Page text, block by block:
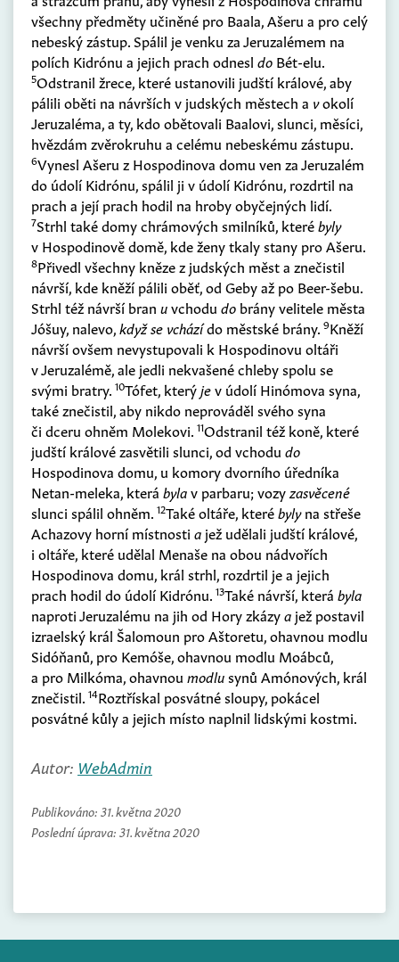
všechny předměty učiněné pro Baala, Ašeru a pro celý
nebeský zástup. Spálil je venku za Jeruzalémem na
polích Kidrónu a jejich prach odnesl do Bét-elu.
5Odstranil žrece, které ustanovili judští králové, aby
pálili oběti na návrších v judských městech a vokolí
Jeruzaléma, a ty, kdo obětovali Baalovi, slunci, měsíci,
hvězdám zvěrokruhu a celému nebeskému zástupu.
6Vynesl Ašeru z Hospodinova domu ven za Jeruzalém
do údolí Kidrónu, spálil ji v údolí Kidrónu, rozdrtil na
prach a její prach hodil na hroby obyčejných lidí.
7Strhl také domy chrámových smilníků, kterébyly
v Hospodinově domě, kde ženy tkaly stany pro Ašeru.
8Přivedl všechny kněze z judských měst a znečistil
návrší, kde kněží pálili oběť, od Geby až po Beer-šebu.
Strhl též návrší bran uvchodu do brány velitele města
Jóšuy, nalevo,když se vcházído městské brány. 9Kněží
návrší ovšem nevystupovali k Hospodinovu oltáři
v Jeruzalémě, ale jedli nekvašené chleby spolu se
svými bratry. 10Tófet, kterýjev údolí Hinómova syna,
také znečistil, aby nikdo neprováděl svého syna
či dceru ohněm Molekovi. 11Odstranil též koně, které
judští králové zasvětili slunci, od vchodu do
Hospodinova domu, u komory dvorního úředníka
Netan-meleka, která bylav parbaru; vozyzasvěcené
slunci spálil ohněm. 12Také oltáře, kterébylyna střeše
Achazovy horní místnosti a jež udělali judští králové,
i oltáře, které udělal Menaše na obou nádvořích
Hospodinova domu, král strhl, rozdrtil je a jejich
prach hodil do údolí Kidrónu. 13Také návrší, která byla
naproti Jeruzalému na jih od Hory zkázya jež postavil
izraelský král Šalomoun pro Aštoretu, ohavnou modlu
Sidóňanů, pro Kemóše, ohavnou modlu Moábců,
a pro Milkóma, ohavnou modlusynů Amónových, král
znečistil. 14Roztřískal posvátné sloupy, pokácel
posvátné kůly a jejich místo naplnil lidskými kostmi.
Autor: WebAdmin
Publikováno: 31. května 2020
Poslední úprava: 31. května 2020